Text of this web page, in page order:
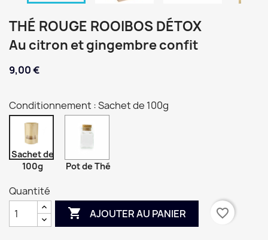
THÉ ROUGE ROOIBOS DÉTOX
Au citron et gingembre confit
9,00 €
Conditionnement : Sachet de 100g
Sachet de
100g
Pot de Thé
Quantité
 AJOUTER AU PANIER favorite_border